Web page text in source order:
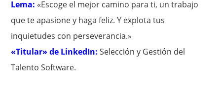
Lema: «Escoge el mejor camino para ti, un trabajo
que te apasione y haga feliz. Y explota tus
inquietudes con perseverancia.»
«Titular» de LinkedIn:Selección y Gestión del
Talento Software.